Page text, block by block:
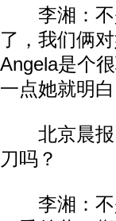
李湘：不
了，我们俩
Angela是个
一点她就明白
北京晨报
刀吗？
李湘：不